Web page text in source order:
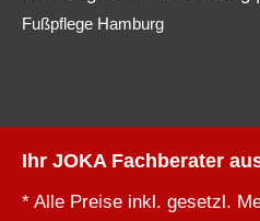
Fußpflege Hamburg
Ihr JOKA Fachberater
* Alle Preise inkl. gesetzl.